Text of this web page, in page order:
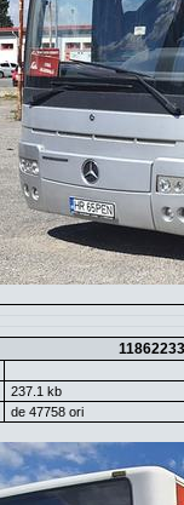
237.1 kb
de 47758 ori